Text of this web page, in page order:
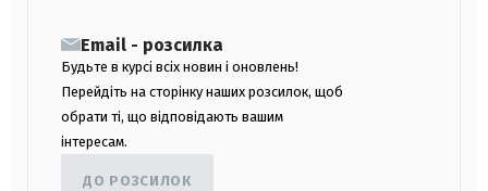
Email - розсилка
Будьте в курсі всіх новин і оновлень!
Перейдіть на сторінку наших розсилок, щоб
обрати ті, що відповідають вашим
інтересам.
ДО РОЗСИЛОК